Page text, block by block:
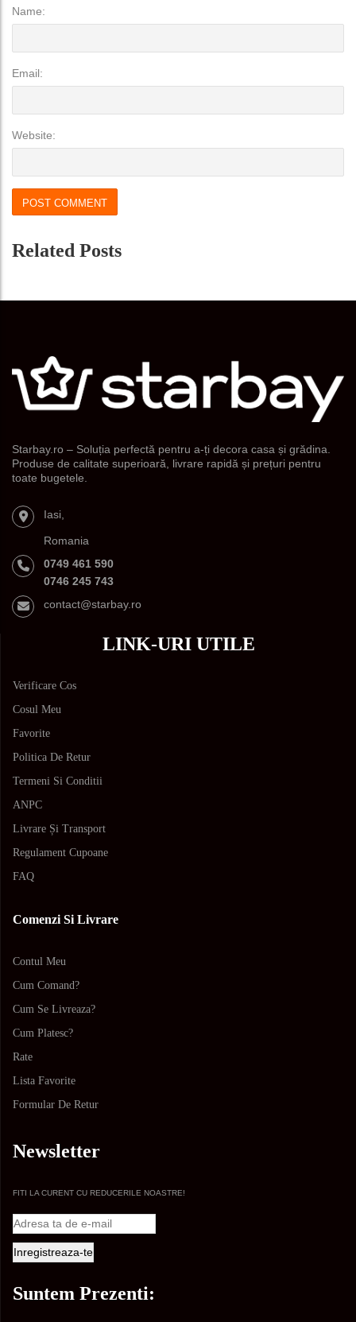
Name:
Email:
Website:
Related Posts
Starbay.ro – Soluția perfectă pentru a-ți decora casa și grădina.
Produse de calitate superioară, livrare rapidă și prețuri pentru
toate bugetele.
Iasi,
Romania
0749 461 590
0746 245 743
contact@starbay.ro
LINK-URI UTILE
Verificare Cos
Cosul Meu
Favorite
Politica De Retur
Termeni Si Conditii
ANPC
Livrare Și Transport
Regulament Cupoane
FAQ
Comenzi Si Livrare
Contul Meu
Cum Comand?
Cum Se Livreaza?
Cum Platesc?
Rate
Lista Favorite
Formular De Retur
Newsletter
FITI LA CURENT CU REDUCERILE NOASTRE!
Suntem Prezenti: